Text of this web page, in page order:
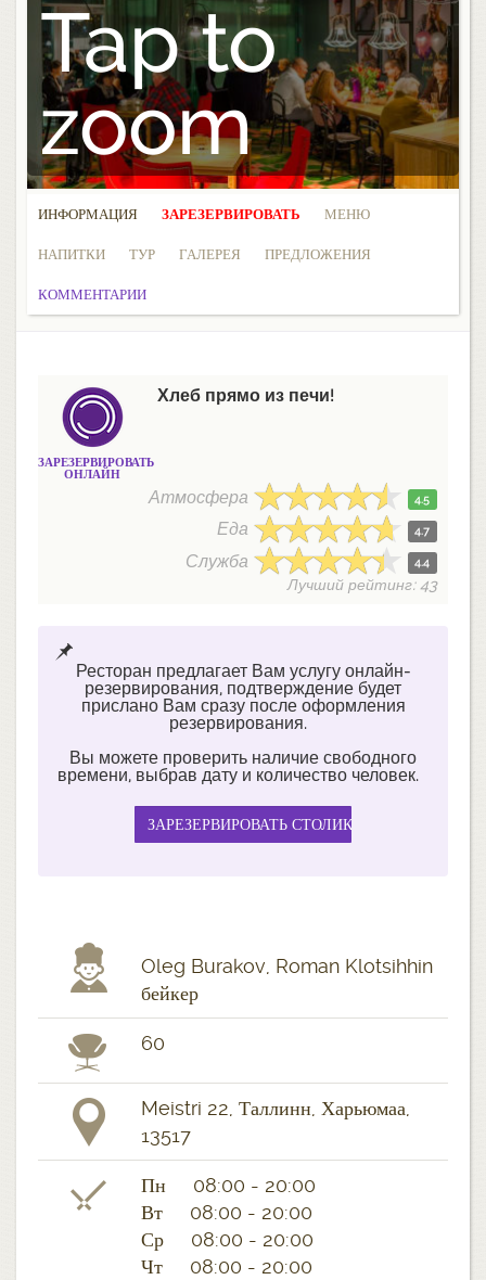
Tap to
zoom
ИНФОРМАЦИЯ ЗАРЕЗЕРВИРОВАТЬ МЕНЮ
НАПИТКИ ТУР ГАЛЕРЕЯ ПРЕДЛОЖЕНИЯ
КОММЕНТАРИИ
ЗАРЕЗЕРВИРОВАТЬ
ОНЛАЙН
Хлеб прямо из печи!
Атмосфера 4.5
Еда 4.7
Служба 4.4
Лучший рейтинг: 43
Ресторан предлагает Вам услугу онлайн-
резервирования, подтверждение будет
прислано Вам сразу после оформления
резервирования.
Вы можете проверить наличие свободного
времени, выбрав дату и количество человек.
Oleg Burakov, Roman Klotsihhin
бейкер
60
Meistri 22, Таллинн, Харьюмаа,
13517
Пн 08:00 - 20:00
Вт 08:00 - 20:00
Ср 08:00 - 20:00
Чт 08:00 - 20:00